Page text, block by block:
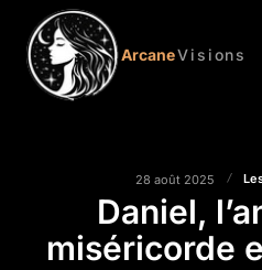
ArcaneVisions
28 août 2025
Daniel,
miséricorde